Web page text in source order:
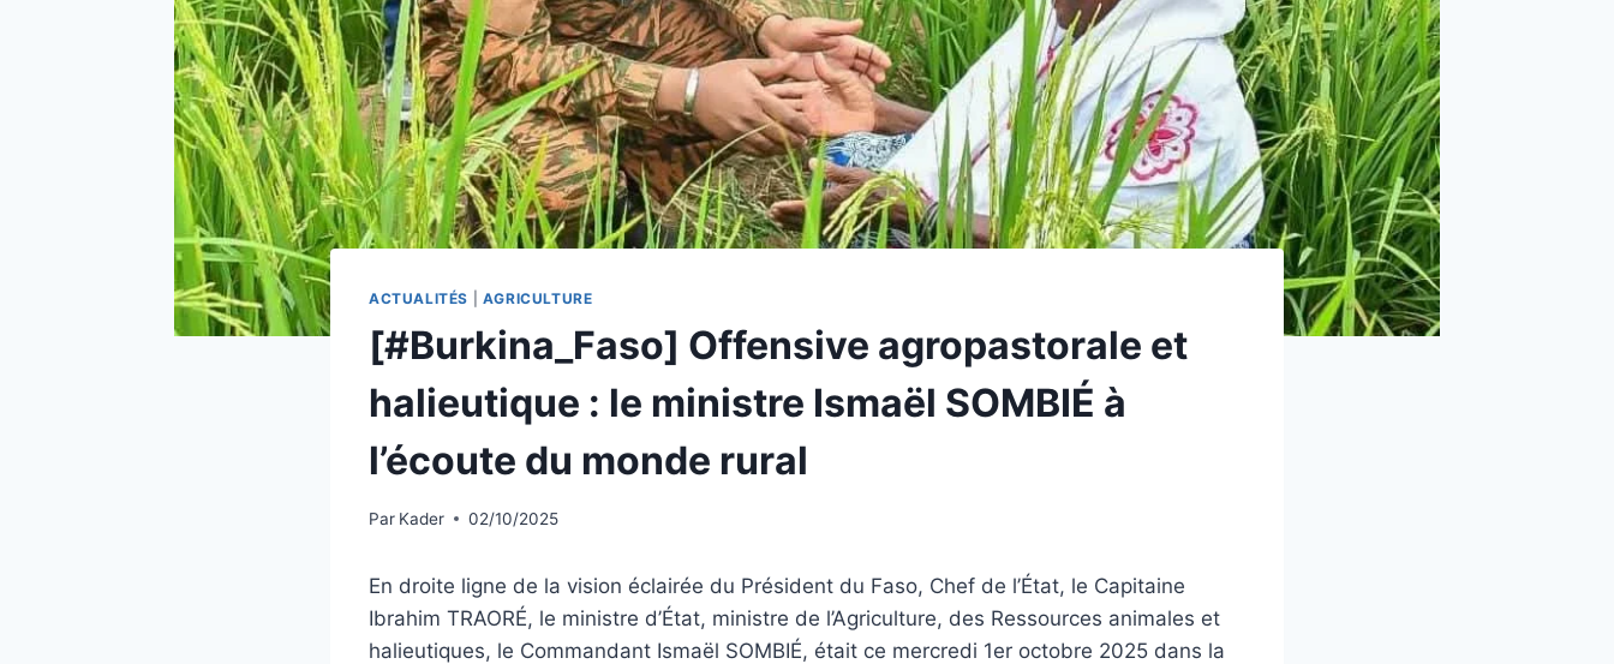
ACTUALITÉS AGRICULTURE
[#Burkina_Faso] Offensive agropastorale et
halieutique : le ministre Ismaël SOMBIÉ à
l’écoute du monde rural
Par Kader 02/10/2025
En droite ligne de la vision éclairée du Président du Faso, Chef de l’État, le Capitaine
Ibrahim TRAORÉ, le ministre d’État, ministre de l’Agriculture, des Ressources animales et
halieutiques, le Commandant Ismaël SOMBIÉ, était ce mercredi 1er octobre 2025 dans la